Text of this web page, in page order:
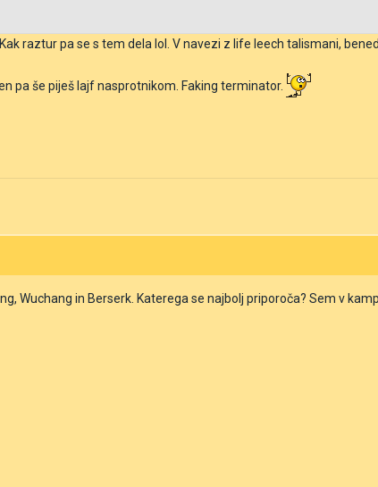
raztur pa se s tem dela lol. V navezi z life leech talismani,
pa še piješ lajf nasprotnikom. Faking terminator.
Wuchang in Berserk. Katerega se najbolj priporoča? Sem v